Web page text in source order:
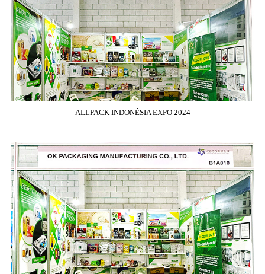
ALLPACK INDONÉSIA EXPO 2024